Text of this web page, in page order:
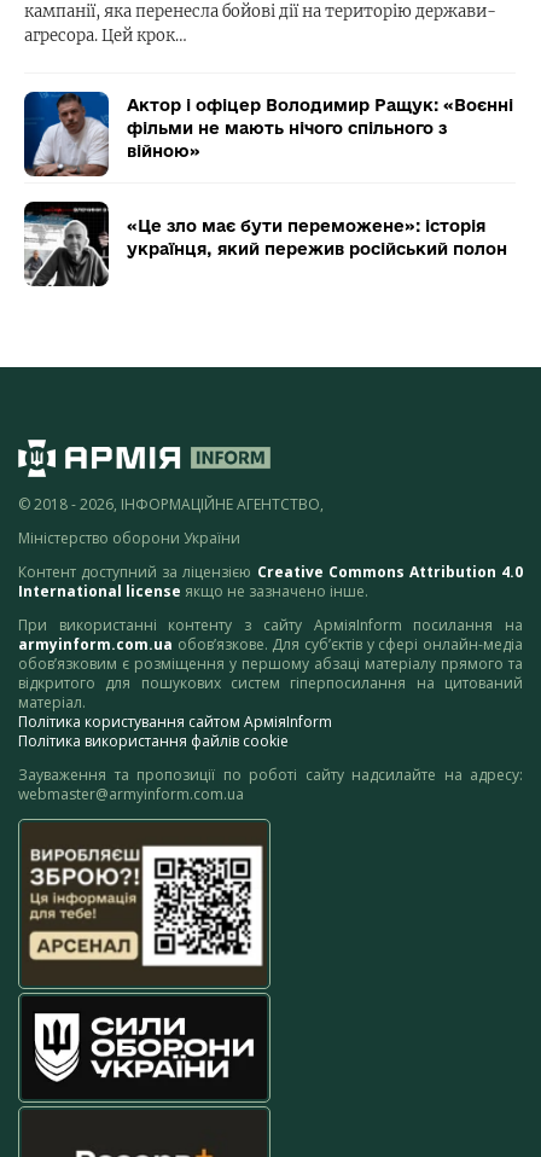
кампанії, яка перенесла бойові дії на територію держави-
агресора. Цей крок…
Актор і офіцер Володимир Ращук: «Воєнні
фільми не мають нічого спільного з
війною»
«Це зло має бути переможене»: історія
українця, який пережив російський полон
© 2018 - 2026, ІНФОРМАЦІЙНЕ АГЕНТСТВО,
Міністерство оборони України
Контент доступний за ліцензією Creative Commons Attribution 4.0
International license якщо не зазначено інше.
При використанні контенту з сайту АрміяInform посилання на
armyinform.com.ua обов’язкове. Для суб’єктів у сфері онлайн-медіа
обов’язковим є розміщення у першому абзаці матеріалу прямого та
відкритого для пошукових систем гіперпосилання на цитований
матеріал.
Політика користування сайтом АрміяInform
Політика використання файлів cookie
Зауваження та пропозиції по роботі сайту надсилайте на адресу:
webmaster@armyinform.com.ua